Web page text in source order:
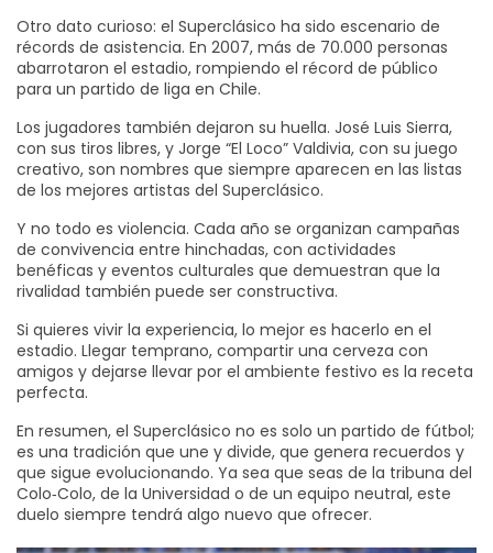
Otro dato curioso: el Superclásico ha sido escenario de
récords de asistencia. En 2007, más de 70.000 personas
abarrotaron el estadio, rompiendo el récord de público
para un partido de liga en Chile.
Los jugadores también dejaron su huella. José Luis Sierra,
con sus tiros libres, y Jorge “El Loco” Valdivia, con su juego
creativo, son nombres que siempre aparecen en las listas
de los mejores artistas del Superclásico.
Y no todo es violencia. Cada año se organizan campañas
de convivencia entre hinchadas, con actividades
benéficas y eventos culturales que demuestran que la
rivalidad también puede ser constructiva.
Si quieres vivir la experiencia, lo mejor es hacerlo en el
estadio. Llegar temprano, compartir una cerveza con
amigos y dejarse llevar por el ambiente festivo es la receta
perfecta.
En resumen, el Superclásico no es solo un partido de fútbol;
es una tradición que une y divide, que genera recuerdos y
que sigue evolucionando. Ya sea que seas de la tribuna del
Colo‑Colo, de la Universidad o de un equipo neutral, este
duelo siempre tendrá algo nuevo que ofrecer.